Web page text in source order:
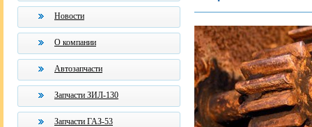
Новости
О компании
Автозапчасти
Запчасти ЗИЛ-130
Запчасти ГАЗ-53